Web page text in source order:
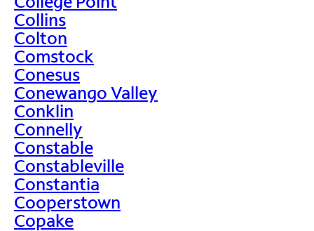
Collins
Colton
Comstock
Conesus
Conewango Valley
Conklin
Connelly
Constable
Constableville
Constantia
Cooperstown
Copake